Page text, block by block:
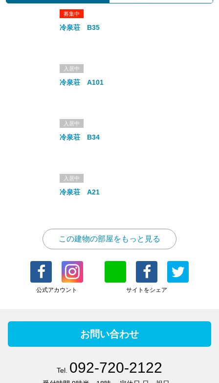
募集中
冷泉荘 B35
入居中
冷泉荘 A101
入居中
冷泉荘 B34
入居中
冷泉荘 A21
この建物の部屋をもっと見る
公式アカウント サイトをシェア
お問い合わせ
Tel. 092-720-2122